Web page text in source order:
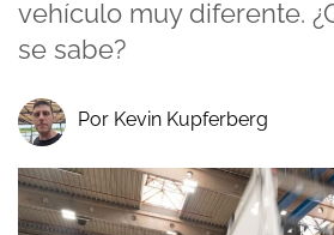
vehículo muy diferente.
se sabe?
Por Kevin Kupferberg